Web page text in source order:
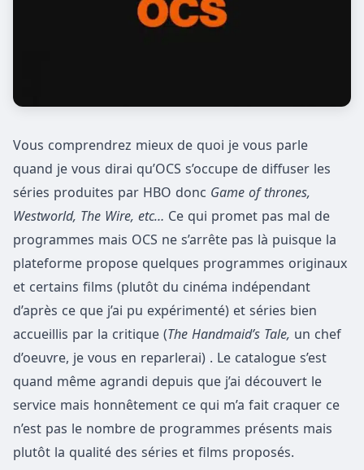
Vous comprendrez mieux de quoi je vous parle
quand je vous dirai qu’OCS s’occupe de diffuser les
séries produites par HBO donc Game of thrones,
Westworld, The Wire, etc… Ce qui promet pas mal de
programmes mais OCS ne s’arrête pas là puisque la
plateforme propose quelques programmes originaux
et certains films (plutôt du cinéma indépendant
d’après ce que j’ai pu expérimenté) et séries bien
accueillis par la critique (The Handmaid’s Tale, un chef
d’oeuvre, je vous en reparlerai) . Le catalogue s’est
quand même agrandi depuis que j’ai découvert le
service mais honnêtement ce qui m’a fait craquer ce
n’est pas le nombre de programmes présents mais
plutôt la qualité des séries et films proposés.